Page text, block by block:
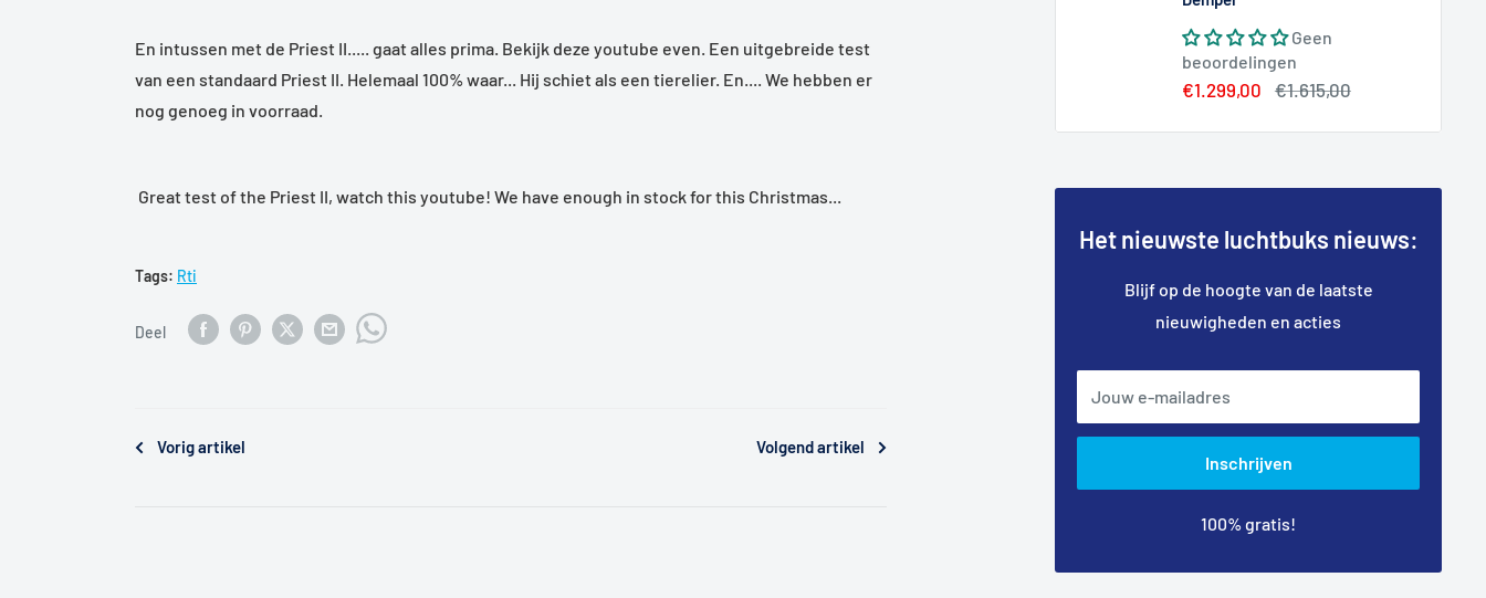
En intussen met de Priest II..... gaat alles prima. Bekijk deze youtube even. Een uitgebreide test
van een standaard Priest II. Helemaal 100% waar... Hij schiet als een tierelier. En.... We hebben er
nog genoeg in voorraad.
Great test of the Priest II, watch this youtube! We have enough in stock for this Christmas...
Tags: Rti
Deel
Vorig artikel Volgend artikel
Geen
beoordelingen
Actieprijs
€1.299,00
Normale
€1.615,00
Het nieuwste luchtbuks nieuws:
Blijf op de hoogte van de laatste
nieuwigheden en acties
Jouw e-mailadres
Inschrijven
100% gratis!